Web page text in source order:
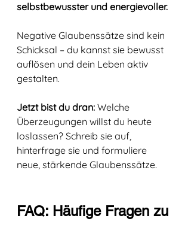
selbstbewusster und energievoller.
Negative Glaubenssätze sind kein
Schicksal – du kannst sie bewusst
auflösen und dein Leben aktiv
gestalten.
Jetzt bist du dran: Welche
Überzeugungen willst du heute
loslassen? Schreib sie auf,
hinterfrage sie und formuliere
neue, stärkende Glaubenssätze.
FAQ: Häufige Fragen zu